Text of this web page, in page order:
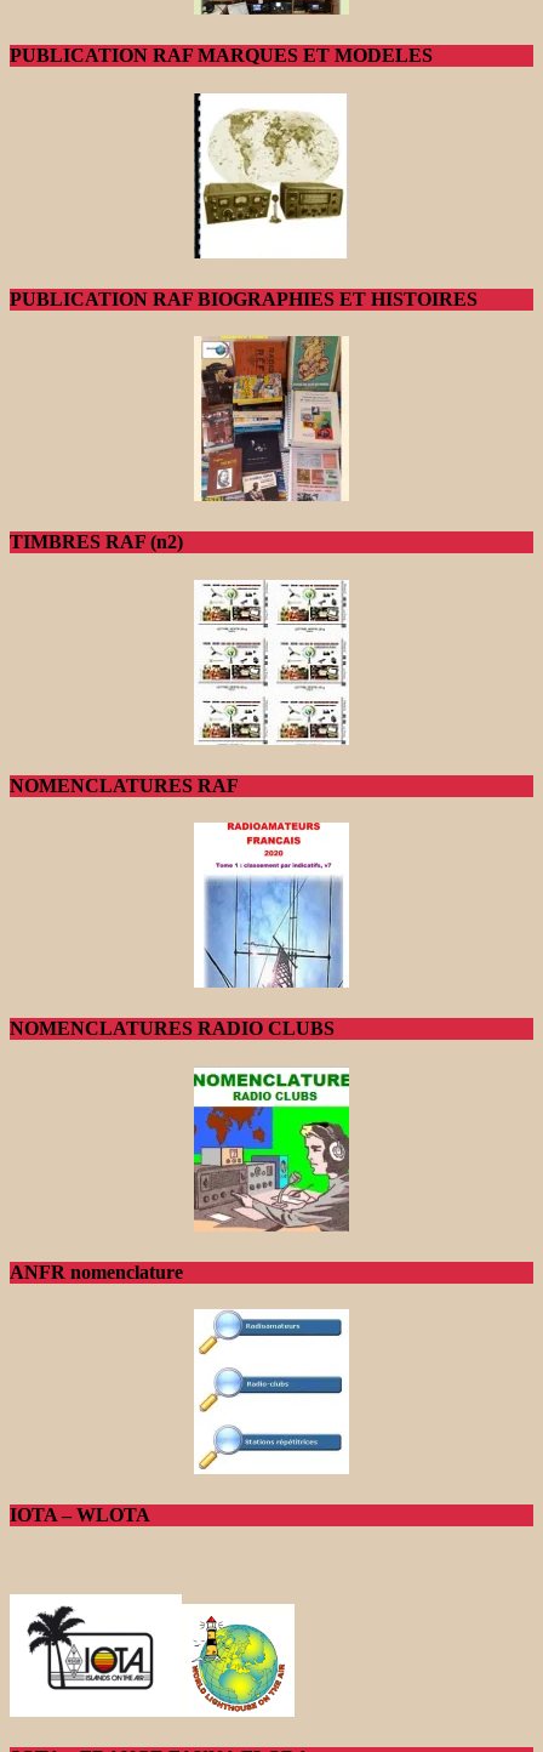
PUBLICATION RAF MARQUES ET MODELES
PUBLICATION RAF BIOGRAPHIES ET HISTOIRES
TIMBRES RAF (n2)
NOMENCLATURES RAF
NOMENCLATURES RADIO CLUBS
ANFR nomenclature
IOTA – WLOTA